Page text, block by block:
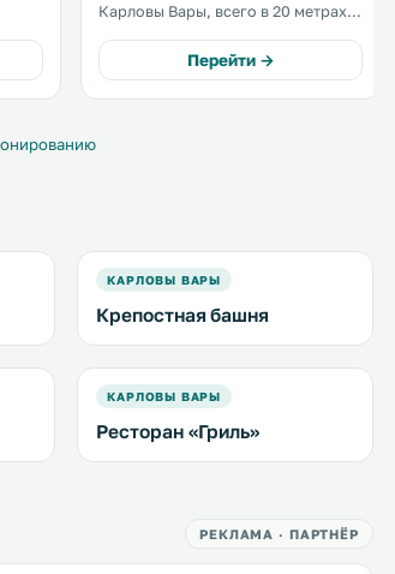
Карловы Вары, всего в 20 метрах
услугам гостей апартаменты с
собственной кухней, бесплатный
WiFi доступен на всей территории
Перейти →
КАРЛОВЫ ВАРЫ
Крепостная башня
КАРЛОВЫ ВАРЫ
Ресторан «Гриль»
РЕКЛАМА · ПАРТНЁР